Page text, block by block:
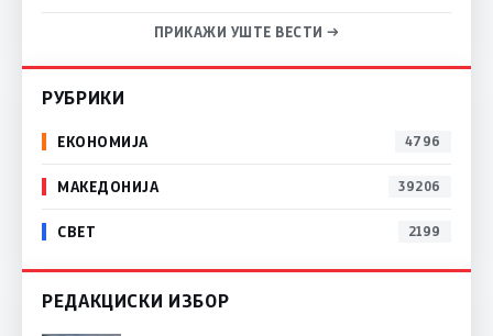
ПРИКАЖИ УШТЕ ВЕСТИ →
РУБРИКИ
ЕКОНОМИЈА 4796
МАКЕДОНИЈА 39206
СВЕТ 2199
РЕДАКЦИСКИ ИЗБОР